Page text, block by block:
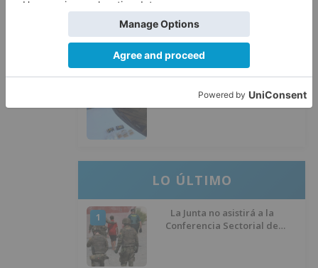
4
El Burgos CF anuncia que Álex
Lizancos ha sido operado con
éxito del menisco de su rodilla
izquierda
Quintanar de la Sierra con
hachís, cocaína y marihuana
LO ÚLTIMO
1
La Junta no asistirá a la
Conferencia Sectorial de